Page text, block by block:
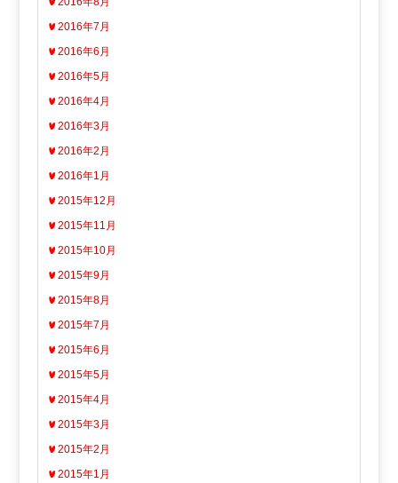
2016年7月
2016年6月
2016年5月
2016年4月
2016年3月
2016年2月
2016年1月
2015年12月
2015年11月
2015年10月
2015年9月
2015年8月
2015年7月
2015年6月
2015年5月
2015年4月
2015年3月
2015年2月
2015年1月